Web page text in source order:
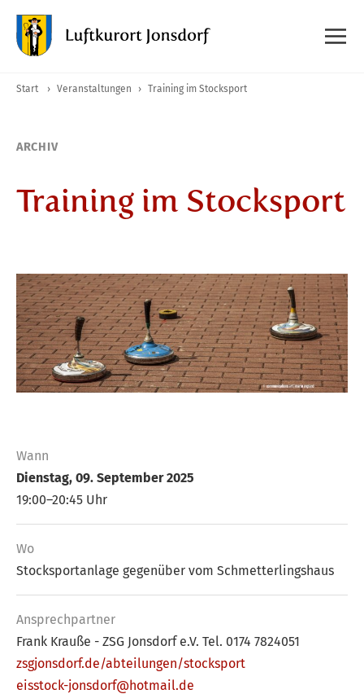
Start › Veranstaltungen › Training im Stocksport
ARCHIV
Training im Stocksport
Wann
Dienstag, 09. September 2025
19:00–20:45 Uhr
Wo
Stocksportanlage gegenüber vom Schmetterlingshaus
Ansprech­partner
Frank Krauße - ZSG Jonsdorf e.V. Tel. 0174 7824051
zsgjonsdorf.de/abteilungen/stocksport
eisstock-jonsdorf@hotmail.de